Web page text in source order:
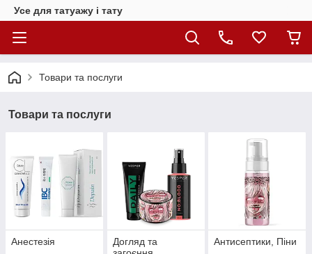
Усе для татуажу і тату
Товари та послуги
Товари та послуги
Анестезія
Догляд та
Антисептики, Піни